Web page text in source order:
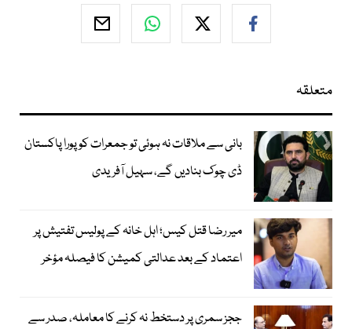
متعلقہ
بانی سے ملاقات نہ ہوئی تو جمعرات کو پورا پاکستان
ڈی چوک بنادیں گے، سہیل آفریدی
میر رضا قتل کیس؛ اہل خانہ کے پولیس تفتیش پر
اعتماد کے بعد عدالتی کمیشن کا فیصلہ مؤخر
ججز سمری پر دستخط نہ کرنے کا معاملہ، صدر سے